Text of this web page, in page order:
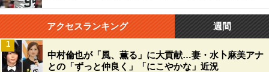
アクセスランキング 週間
中村倫也が「風、薫る」に大貢献…妻・水卜麻美アナ
との「ずっと仲良く」「にこやかな」近況
1